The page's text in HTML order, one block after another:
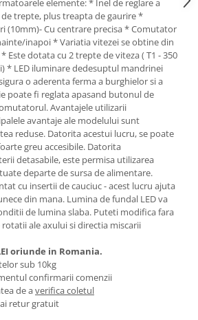
depozitare
de
manuale
gradina
elemente: * Inel de reglare a
trepte, plus treapta de gaurire *
(10mm)- Cu centrare precisa * Comutator
inapoi * Variatia vitezei se obtine din
Este dotata cu 2 trepte de viteza ( T1 - 350
* LED iluminare dedesuptul mandrinei
o aderenta ferma a burghielor si a
poate fi reglata apasand butonul de
Avantajele utilizarii
avantaje ale modelului sunt
reduse. Datorita acestui lucru, se poate
greu accesibile. Datorita
detasabile, este permisa utilizarea
departe de sursa de alimentare.
cu insertii de cauciuc - acest lucru ajuta
din mana. Lumina de fundal LED va
de lumina slaba. Puteti modifica fara
ale axului si directia miscarii
oriunde in Romania.
sub 10kg
confirmarii comenzii
de averifica coletul
retur gratuit